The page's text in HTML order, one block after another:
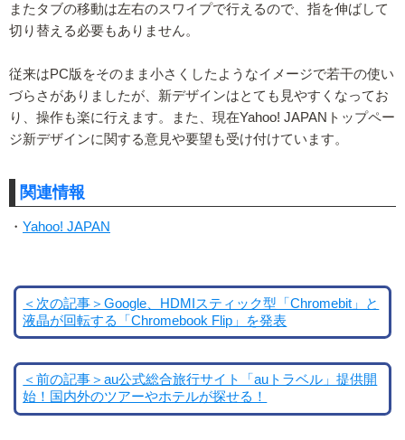
またタブの移動は左右のスワイプで行えるので、指を伸ばして
切り替える必要もありません。
従来はPC版をそのまま小さくしたようなイメージで若干の使い
づらさがありましたが、新デザインはとても見やすくなってお
り、操作も楽に行えます。また、現在Yahoo! JAPANトップペー
ジ新デザインに関する意見や要望も受け付けています。
関連情報
・ Yahoo! JAPAN
＜次の記事＞Google、HDMIスティック型「Chromebit」と
液晶が回転する「Chromebook Flip」を発表
＜前の記事＞au公式総合旅行サイト「auトラベル」提供開
始！国内外のツアーやホテルが探せる！